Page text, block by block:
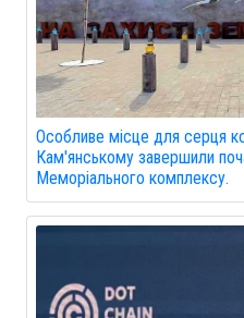
Особливе місце для серця
Кам'янському завершили
Меморіального комплексу.